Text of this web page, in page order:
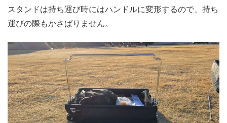
スタンドは持ち運び時にはハンドルに変形するので、持ち
運びの際もかさばりません。